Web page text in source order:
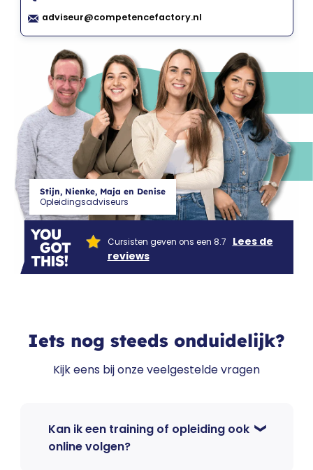
adviseur@competencefactory.nl
CF
Stijn, Nienke, Maja en Denise
Opleidingsadviseurs
Cursisten geven ons een 8.7
Lees de
reviews
Iets nog steeds onduidelijk?
Kijk eens bij onze veelgestelde vragen
Kan ik een training of opleiding ook
online volgen?